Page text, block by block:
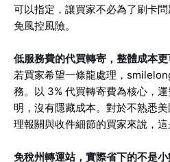
可以指定，讓買家不必為了刷卡
免風控風險。
低服務費的代買轉寄，整體成本
若買家希望一條龍處理，
務。以 3% 代買轉寄費為核心，
明，沒有隱藏成本。對於不熟悉
理報關與收件細節的買家來說，這
免稅州轉運站，實際省下的不是小